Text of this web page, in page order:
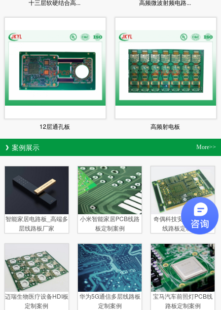
十三层软硬结合高... 高频微波射频电路...
12层通孔板 高频射电板
More>>
案例展示
智能家居电路板_高端多
层线路板厂家
小米智能家居PCB线路
板定制案例
奇偶科技安防电子多层
线路板定制案例
迈瑞生物医疗设备HDI板
定制案例
华为5G通信多层线路板
定制案例
宝马汽车前照灯PCB线
路板定制案例